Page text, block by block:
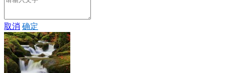
取消 确定